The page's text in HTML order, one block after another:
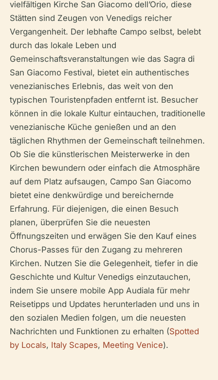
vielfältigen Kirche San Giacomo dell’Orio, diese
Stätten sind Zeugen von Venedigs reicher
Vergangenheit. Der lebhafte Campo selbst, belebt
durch das lokale Leben und
Gemeinschaftsveranstaltungen wie das Sagra di
San Giacomo Festival, bietet ein authentisches
venezianisches Erlebnis, das weit von den
typischen Touristenpfaden entfernt ist. Besucher
können in die lokale Kultur eintauchen, traditionelle
venezianische Küche genießen und an den
täglichen Rhythmen der Gemeinschaft teilnehmen.
Ob Sie die künstlerischen Meisterwerke in den
Kirchen bewundern oder einfach die Atmosphäre
auf dem Platz aufsaugen, Campo San Giacomo
bietet eine denkwürdige und bereichernde
Erfahrung. Für diejenigen, die einen Besuch
planen, überprüfen Sie die neuesten
Öffnungszeiten und erwägen Sie den Kauf eines
Chorus-Passes für den Zugang zu mehreren
Kirchen. Nutzen Sie die Gelegenheit, tiefer in die
Geschichte und Kultur Venedigs einzutauchen,
indem Sie unsere mobile App Audiala für mehr
Reisetipps und Updates herunterladen und uns in
den sozialen Medien folgen, um die neuesten
Nachrichten und Funktionen zu erhalten (Spotted
by Locals, Italy Scapes, Meeting Venice).